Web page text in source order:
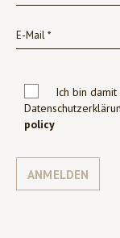
Ich bin
policy
ANMELDEN